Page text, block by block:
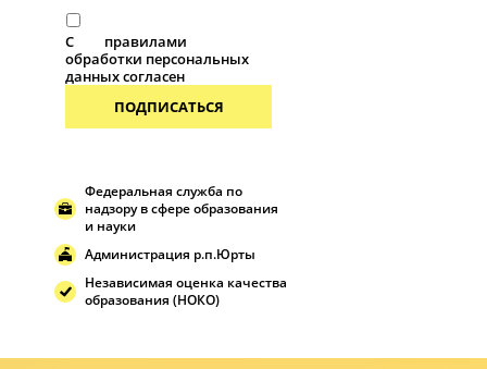
С
правилами
обработки персональных
данных согласен
ПОДПИСАТЬСЯ
Федеральная служба по
надзору в сфере образования
и науки
Администрация р.п.Юрты
Независимая оценка качества
образования (НОКО)